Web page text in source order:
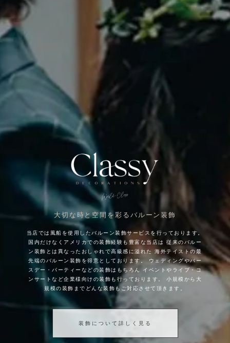
大切な時と空間を彩るバルーン装飾
当店では風船を使用したバルーン装飾サービスを行っております。
国内だけなくアメリカでの装飾経験も豊富な当店は
従来のバルー
ン装飾とは異なったおしゃれで高級感に溢れた
海外テイストの最
先端のバルーン装飾を得意としております。
ウェディングやバー
スデー・パーティーなどの装飾はもちろん
イベントやライブ・コ
ンサートなど企業様向けの装飾も行っております。
小規模から大
規模の装飾までどんな装飾もご対応させて頂きます。
装飾について詳しく見る